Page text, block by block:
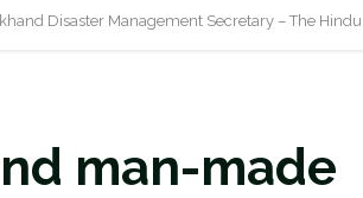
Disaster Management Secretary – The Hindu
man-made